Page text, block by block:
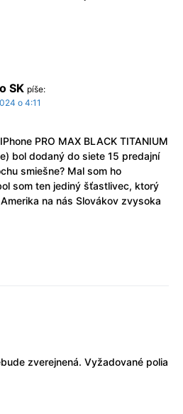
SK píše:
o 4:11
PRO MAX BLACK TITANIUM
bol dodaný do siete 15 predajní
smiešne? Mal som ho
som ten jediný šťastlivec, ktorý
na nás Slovákov zvysoka
zverejnená. Vyžadované polia